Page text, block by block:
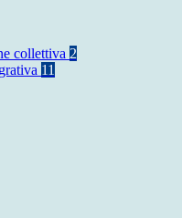
collettiva 2
11